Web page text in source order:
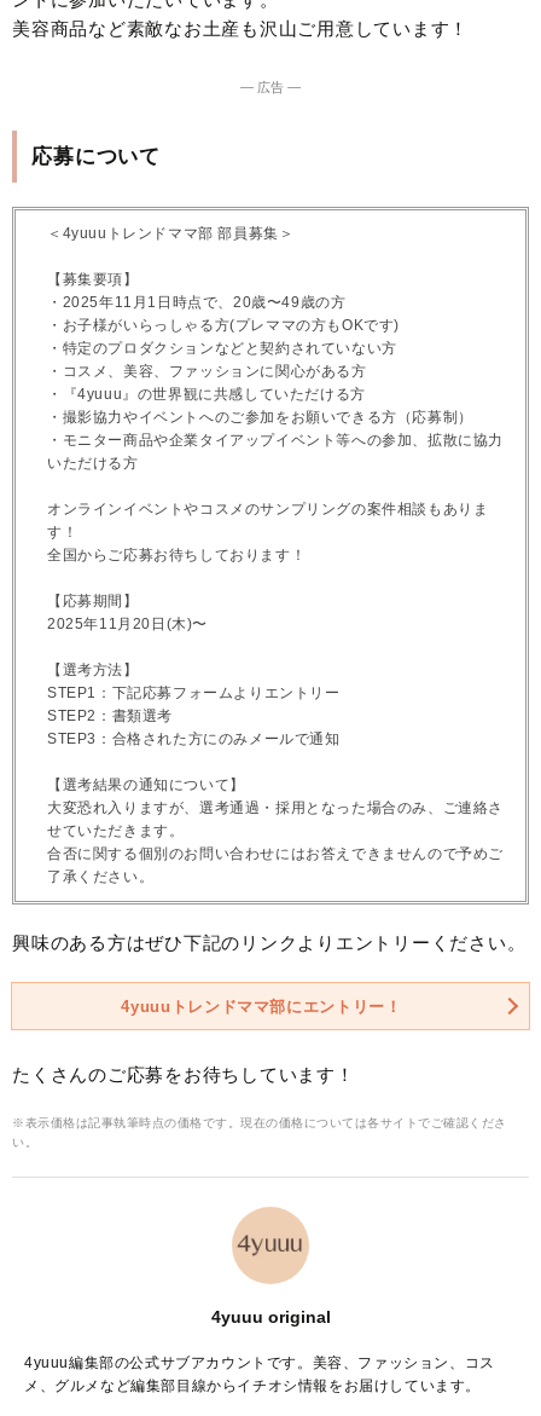
美容商品など素敵なお土産も沢山ご用意しています！
― 広告 ―
応募について
＜4yuuuトレンドママ部 部員募集＞
【募集要項】
・2025年11月1日時点で、20歳〜49歳の方
・お子様がいらっしゃる方(プレママの方もOKです)
・特定のプロダクションなどと契約されていない方
・コスメ、美容、ファッションに関心がある方
・『4yuuu』の世界観に共感していただける方
・撮影協力やイベントへのご参加をお願いできる方（応募制）
・モニター商品や企業タイアップイベント等への参加、拡散に協力
いただける方
オンラインイベントやコスメのサンプリングの案件相談もありま
す！
全国からご応募お待ちしております！
【応募期間】
2025年11月20日(木)〜
【選考方法】
STEP1：下記応募フォームよりエントリー
STEP2：書類選考
STEP3：合格された方にのみメールで通知
【選考結果の通知について】
大変恐れ入りますが、選考通過・採用となった場合のみ、ご連絡さ
せていただきます。
合否に関する個別のお問い合わせにはお答えできませんので予めご
了承ください。
興味のある方はぜひ下記のリンクよりエントリーください。
4yuuuトレンドママ部にエントリー！
たくさんのご応募をお待ちしています！
※表示価格は記事執筆時点の価格です。現在の価格については各サイトでご確認くださ
い。
4yuuu original
4yuuu編集部の公式サブアカウントです。美容、ファッション、コス
メ、グルメなど編集部目線からイチオシ情報をお届けしています。